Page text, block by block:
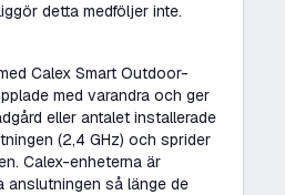
detta medföljer inte.
Calex Smart Outdoor-
med varandra och ger
eller antalet installerade
(2,4 GHz) och sprider
Calex-enheterna är
anslutningen så länge de